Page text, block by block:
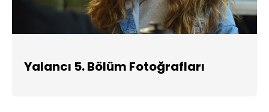
Yalancı 5. Bölüm Fotoğrafları